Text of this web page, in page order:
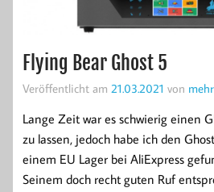
Flying Bear Ghost 5
Veröffentlicht am 21.03.2021 von
Lange Zeit war es schwierig einen
zu lassen, jedoch habe ich den
einem EU Lager bei AliExpress
Seinem doch recht guten Ruf